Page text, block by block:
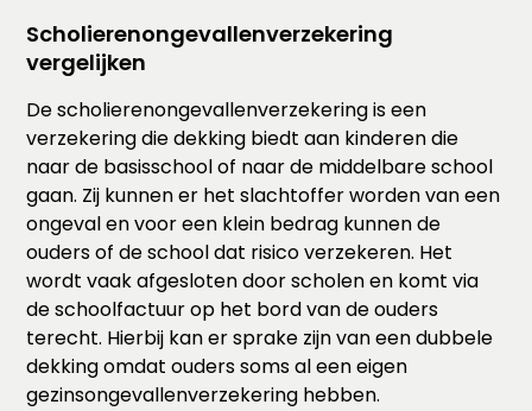
Scholierenongevallenverzekering
vergelijken
De scholierenongevallenverzekering is een
verzekering die dekking biedt aan kinderen die
naar de basisschool of naar de middelbare school
gaan. Zij kunnen er het slachtoffer worden van een
ongeval en voor een klein bedrag kunnen de
ouders of de school dat risico verzekeren. Het
wordt vaak afgesloten door scholen en komt via
de schoolfactuur op het bord van de ouders
terecht. Hierbij kan er sprake zijn van een dubbele
dekking omdat ouders soms al een eigen
gezinsongevallenverzekering hebben.